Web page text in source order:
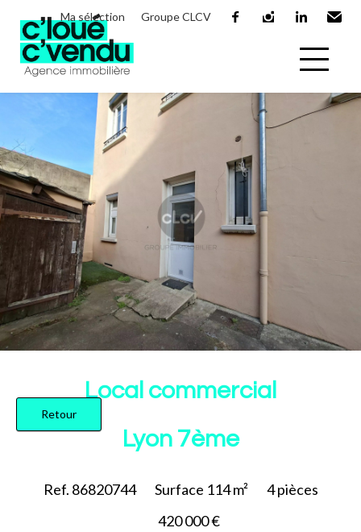
Ma sélection Groupe CLCV
Retour
Local commercial
Lyon 7ème
Ref. 86820744 Surface 114 m² 4pièces
420 000 €